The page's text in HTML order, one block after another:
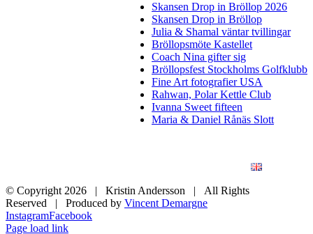
Skansen Drop in Bröllop 2026
Skansen Drop in Bröllop
Julia & Shamal väntar tvillingar
Bröllopsmöte Kastellet
Coach Nina gifter sig
Bröllopsfest Stockholms Golfklubb
Fine Art fotografier USA
Rahwan, Polar Kettle Club
Ivanna Sweet fifteen
Maria & Daniel Rånäs Slott
© Copyright 2026 | Kristin Andersson | All Rights
Reserved | Produced by Vincent Demargne
InstagramFacebook
Page load link